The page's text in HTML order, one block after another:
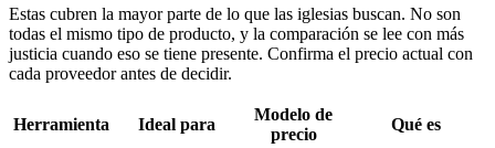
Estas cubren la mayor parte de lo que las iglesias buscan. No son
todas el mismo tipo de producto, y la comparación se lee con más
justicia cuando eso se tiene presente. Confirma el precio actual con
cada proveedor antes de decidir.
Herramienta Ideal para
Modelo de
precio
Qué es